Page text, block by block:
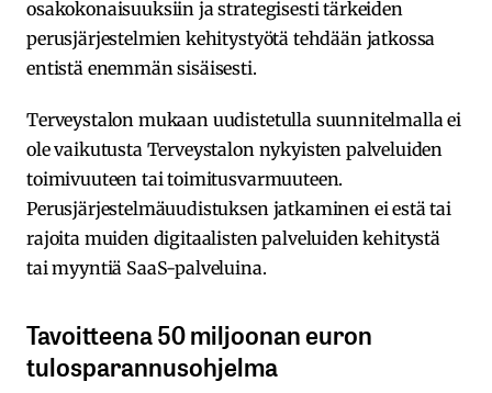
osakokonaisuuksiin ja strategisesti tärkeiden
perusjärjestelmien kehitystyötä tehdään jatkossa
entistä enemmän sisäisesti.
Terveystalon mukaan uudistetulla suunnitelmalla ei
ole vaikutusta Terveystalon nykyisten palveluiden
toimivuuteen tai toimitusvarmuuteen.
Perusjärjestelmäuudistuksen jatkaminen ei estä tai
rajoita muiden digitaalisten palveluiden kehitystä
tai myyntiä SaaS-palveluina.
Tavoitteena 50 miljoonan euron
tulosparannusohjelma